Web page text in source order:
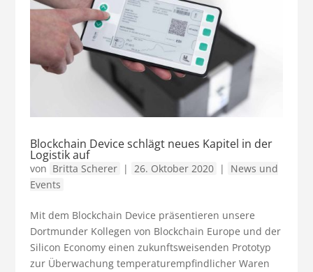
Blockchain Device schlägt neues Kapitel in der
Logistik auf
von Britta Scherer | 26. Oktober 2020 |
News und
Events
Mit dem Blockchain Device präsentieren unsere
Dortmunder Kollegen von Blockchain Europe und der
Silicon Economy einen zukunftsweisenden Prototyp
zur Überwachung temperaturempfindlicher Waren